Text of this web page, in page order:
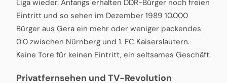
Liga wieder. Anfangs erhalten DDR-Bürger noch freien
Eintritt und so sehen im Dezember 1989 10.000
Bürger aus Gera ein mehr oder weniger packendes
0:0 zwischen Nürnberg und 1. FC Kaiserslautern.
Keine Tore für keinen Eintritt, ein seltsames Geschäft.
Privatfernsehen und TV-Revolution